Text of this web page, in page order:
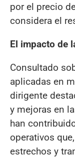
por el precio
considera el
El impacto de
Consultado
aplicadas en
dirigente
y mejoras en
han
operativos
estrechos y